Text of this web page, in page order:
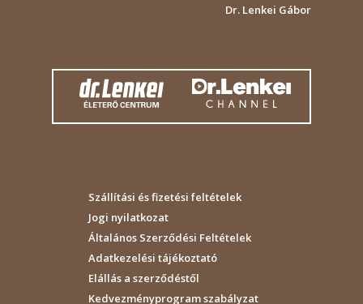
Dr. Lenkei Gábor
Szállítási és fizetési feltételek
Jogi nyilatkozat
Általános Szerződési Feltételek
Adatkezelési tájékoztató
Elállás a szerződéstől
Kedvezményprogram szabályzat